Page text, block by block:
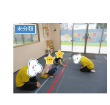
未分類